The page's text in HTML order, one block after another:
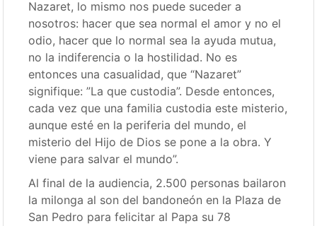
Nazaret, lo mismo nos puede suceder a
nosotros: hacer que sea normal el amor y no el
odio, hacer que lo normal sea la ayuda mutua,
no la indiferencia o la hostilidad. No es
entonces una casualidad, que “Nazaret”
signifique: ”La que custodia”. Desde entonces,
cada vez que una familia custodia este misterio,
aunque esté en la periferia del mundo, el
misterio del Hijo de Dios se pone a la obra. Y
viene para salvar el mundo”.
Al final de la audiencia, 2.500 personas bailaron
la milonga al son del bandoneón en la Plaza de
San Pedro para felicitar al Papa su 78